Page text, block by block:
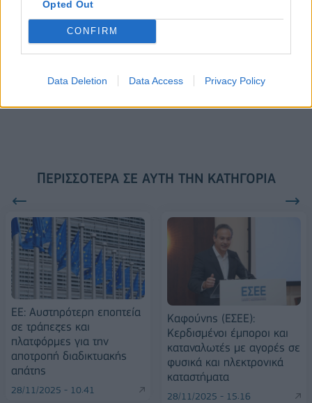
Opted Out
CONFIRM
Data Deletion Data Access Privacy Policy
18η συνεχόμενη χρονιά για τον ΟΤΕ στη διεθνή σειρά δεικτών
Alpha Bank: Για πρώτη φορά το Αρχαίο Θέατρο Επιδαύρου άνοιξε τις
ΠΕΡΙΣΣΌΤΕΡΑ ΣΕ ΑΥΤΉ ΤΗΝ ΚΑΤΗΓΟΡΊΑ
ΕΕ: Αυστηρότερη εποπτεία
σε τράπεζες και
πλατφόρμες για την
αποτροπή διαδικτυακής
απάτης
28/11/2025 - 10:41
Καφούνης (ΕΣΕΕ):
Κερδισμένοι έμποροι και
καταναλωτές με αγορές σε
φυσικά και ηλεκτρονικά
καταστήματα
28/11/2025 - 15:16